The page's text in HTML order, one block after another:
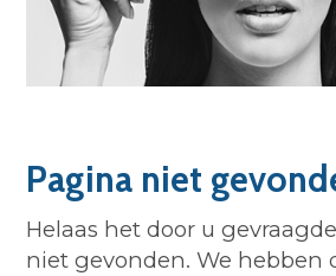
Pagina niet
Helaas het door u
niet gevonden. We hebben